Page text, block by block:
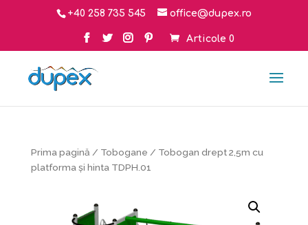
+40 258 735 545 office@dupex.ro
Articole 0
Prima pagină / Tobogane / Tobogan drept 2,5m cu
platforma şi hinta TDPH.01